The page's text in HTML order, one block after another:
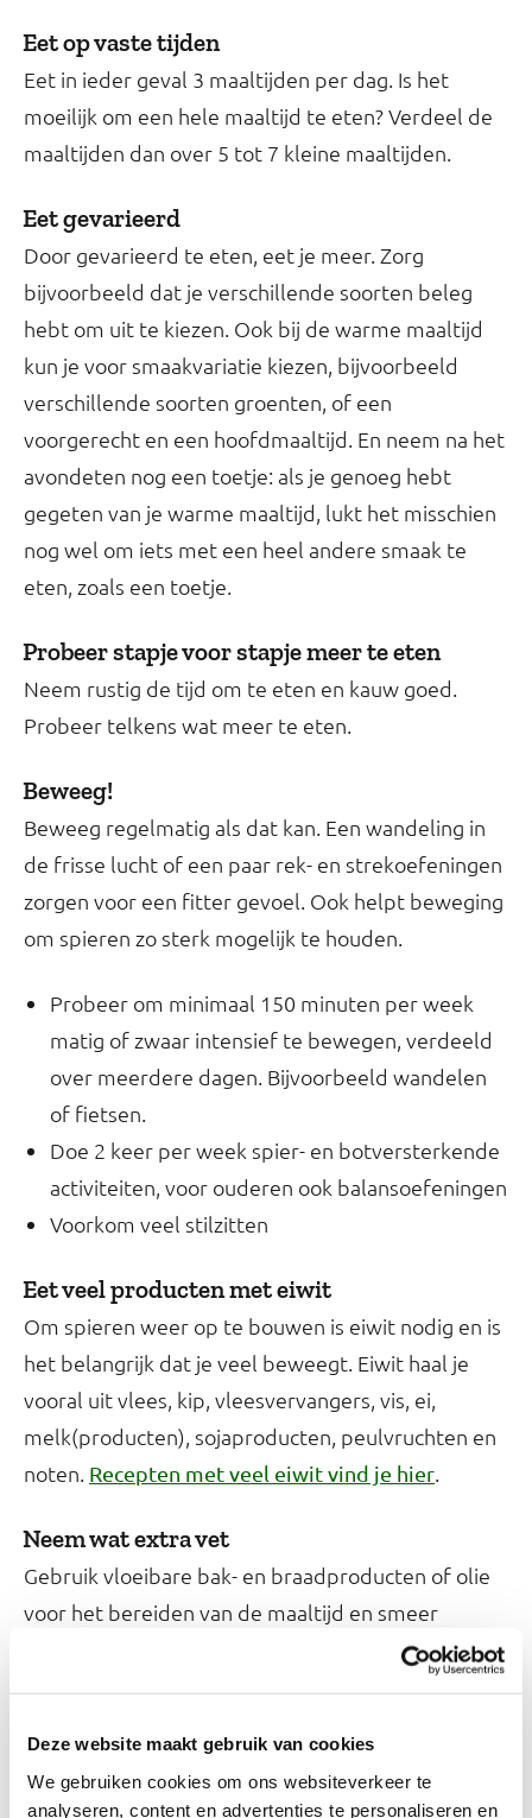
Deze website maakt gebruik van cookies
We gebruiken cookies om ons websiteverkeer te
analyseren, content en advertenties te personaliseren en
Eet op vaste tijden
Eet in ieder geval 3 maaltijden per dag. Is het
moeilijk om een hele maaltijd te eten? Verdeel de
maaltijden dan over 5 tot 7 kleine maaltijden.
Eet gevarieerd
Door gevarieerd te eten, eet je meer. Zorg
bijvoorbeeld dat je verschillende soorten beleg
hebt om uit te kiezen. Ook bij de warme maaltijd
kun je voor smaakvariatie kiezen, bijvoorbeeld
verschillende soorten groenten, of een
voorgerecht en een hoofdmaaltijd. En neem na het
avondeten nog een toetje: als je genoeg hebt
gegeten van je warme maaltijd, lukt het misschien
nog wel om iets met een heel andere smaak te
eten, zoals een toetje.
Probeer stapje voor stapje meer te eten
Neem rustig de tijd om te eten en kauw goed.
Probeer telkens wat meer te eten.
Beweeg!
Beweeg regelmatig als dat kan. Een wandeling in
de frisse lucht of een paar rek- en strekoefeningen
zorgen voor een fitter gevoel. Ook helpt beweging
om spieren zo sterk mogelijk te houden.
Probeer om minimaal 150 minuten per week
matig of zwaar intensief te bewegen, verdeeld
over meerdere dagen. Bijvoorbeeld wandelen
of fietsen.
Doe 2 keer per week spier- en botversterkende
activiteiten, voor ouderen ook balansoefeningen
Voorkom veel stilzitten
Eet veel producten met eiwit
Om spieren weer op te bouwen is eiwit nodig en is
het belangrijk dat je veel beweegt. Eiwit haal je
vooral uit vlees, kip, vleesvervangers, vis, ei,
melk(producten), sojaproducten, peulvruchten en
noten. Recepten met veel eiwit vind je hier.
Neem wat extra vet
Gebruik vloeibare bak- en braadproducten of olie
voor het bereiden van de maaltijd en smeer
margarine uit een kuipje op je brood. Nu je aan
en vette
zijn ook geschikt.